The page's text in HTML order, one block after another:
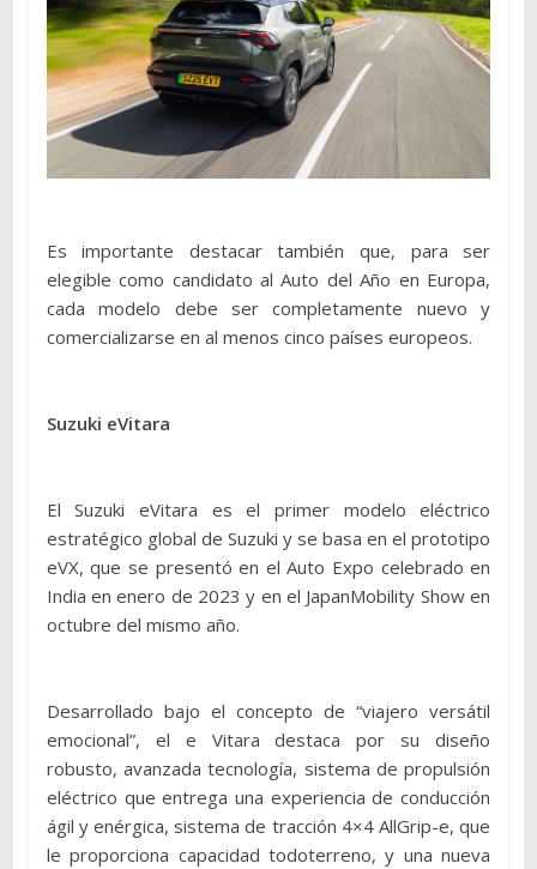
Es importante destacar también que, para ser
elegible como candidato al Auto del Año en Europa,
cada modelo debe ser completamente nuevo y
comercializarse en al menos cinco países europeos.
Suzuki eVitara
El Suzuki eVitara es el primer modelo eléctrico
estratégico global de Suzuki y se basa en el prototipo
eVX, que se presentó en el Auto Expo celebrado en
India en enero de 2023 y en el JapanMobility Show en
octubre del mismo año.
Desarrollado bajo el concepto de “viajero versátil
emocional”, el e Vitara destaca por su diseño
robusto, avanzada tecnología, sistema de propulsión
eléctrico que entrega una experiencia de conducción
ágil y enérgica, sistema de tracción 4×4 AllGrip-e, que
le proporciona capacidad todoterreno, y una nueva